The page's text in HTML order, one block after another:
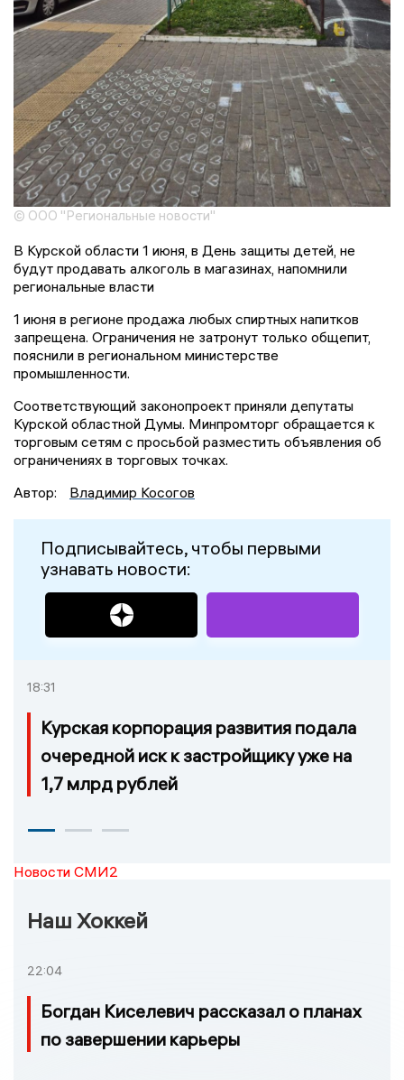
© ООО "Региональные новости"
В Курской области 1 июня, в День защиты детей, не
будут продавать алкоголь в магазинах, напомнили
региональные власти
1 июня в регионе продажа любых спиртных напитков
запрещена. Ограничения не затронут только общепит,
пояснили в региональном министерстве
промышленности.
Соответствующий законопроект приняли депутаты
Курской областной Думы. Минпромторг обращается к
торговым сетям с просьбой разместить объявления об
ограничениях в торговых точках.
Автор:
Владимир Косогов
Подписывайтесь, чтобы первыми
узнавать новости:
18:31
Курская корпорация развития подала
очередной иск к застройщику уже на
1,7 млрд рублей
Новости СМИ2
Наш Хоккей
22:04
Богдан Киселевич рассказал о планах
по завершении карьеры